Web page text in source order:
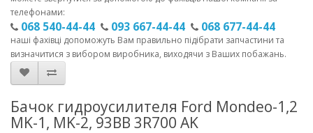
телефонами:
068 540-44-44 093 667-44-44 068 677-44-44
наші фахівці допоможуть Вам правильно підібрати запчастини та
визначитися з вибором виробника, виходячи з Ваших побажань.
Бачок гидроусилителя Ford Mondeo-1,2
MK-1, MK-2, 93BB 3R700 AK